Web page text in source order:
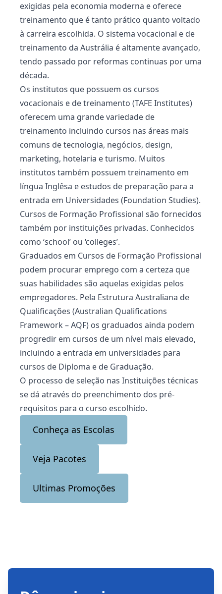
exigidas pela economia moderna e oferece
treinamento que é tanto prático quanto voltado
à carreira escolhida. O sistema vocacional e de
treinamento da Austrália é altamente avançado,
tendo passado por reformas continuas por uma
década.
Os institutos que possuem os cursos
vocacionais e de treinamento (TAFE Institutes)
oferecem uma grande variedade de
treinamento incluindo cursos nas áreas mais
comuns de tecnologia, negócios, design,
marketing, hotelaria e turismo. Muitos
institutos também possuem treinamento em
língua Inglêsa e estudos de preparação para a
entrada em Universidades (Foundation Studies).
Cursos de Formação Profissional são fornecidos
também por instituições privadas. Conhecidos
como ‘school’ ou ‘colleges’.
Graduados em Cursos de Formação Profissional
podem procurar emprego com a certeza que
suas habilidades são aquelas exigidas pelos
empregadores. Pela Estrutura Australiana de
Qualificações (Australian Qualifications
Framework – AQF) os graduados ainda podem
progredir em cursos de um nível mais elevado,
incluindo a entrada em universidades para
cursos de Diploma e de Graduação.
O processo de seleção nas Instituições técnicas
se dá através do preenchimento dos pré-
requisitos para o curso escolhido.
Conheça as Escolas
Veja Pacotes
Ultimas Promoções